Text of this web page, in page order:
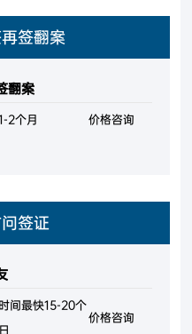
签翻案
翻案
2个月
价格咨询
签证
间最快15-20个
价格咨询